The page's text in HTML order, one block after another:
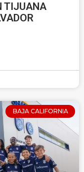
TIJUANA
BAJA CALIFORNIA